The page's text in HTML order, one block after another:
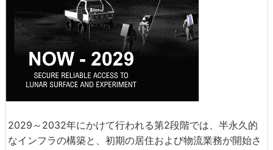
2029～2032年にかけて行われる第2段階では、半永久的
なインフラの構築と、初期の居住および物流業務が開始さ